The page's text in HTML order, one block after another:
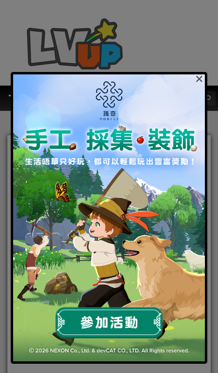
《白貓 Project》獨家專武登
場 近期改版內容搶先曝光
2015-05-08|Android, IOS, 手機遊戲 白貓Project
×